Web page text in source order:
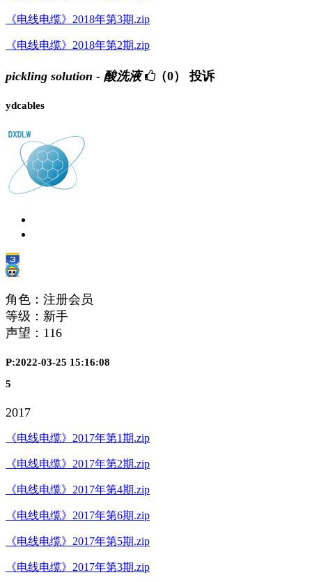
《电线电缆》2018年第3期.zip
《电线电缆》2018年第2期.zip
pickling solution - 酸洗液 （0） 投诉
ydcables
角色：注册会员
等级：新手
声望： 116
P:2022-03-25 15:16:08
5
2017
《电线电缆》2017年第1期.zip
《电线电缆》2017年第2期.zip
《电线电缆》2017年第4期.zip
《电线电缆》2017年第6期.zip
《电线电缆》2017年第5期.zip
《电线电缆》2017年第3期.zip